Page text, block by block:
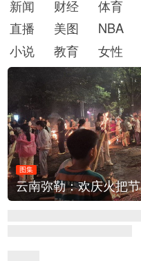
新闻 财经 体育
直播
美图 NBA
小说
教育 女性
图集
云南弥勒：欢庆火把节